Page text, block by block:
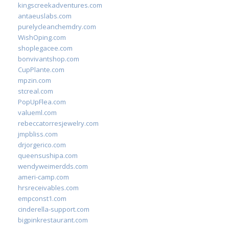
kingscreekadventures.com
antaeuslabs.com
purelycleanchemdry.com
WishOping.com
shoplegacee.com
bonvivantshop.com
CupPlante.com
mpzin.com
stcreal.com
PopUpFlea.com
valueml.com
rebeccatorresjewelry.com
jmpbliss.com
drjorgerico.com
queensushipa.com
wendyweimerdds.com
ameri-camp.com
hrsreceivables.com
empconst1.com
cinderella-support.com
bigpinkrestaurant.com